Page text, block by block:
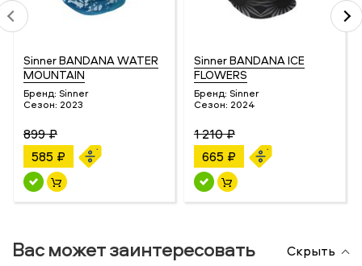
Sinner BANDANA WATER
MOUNTAIN
Бренд: Sinner
Сезон: 2023
899 ₽
585 ₽
Sinner BANDANA ICE
FLOWERS
Бренд: Sinner
Сезон: 2024
1 210 ₽
665 ₽
Вас может заинтересовать Скрыть